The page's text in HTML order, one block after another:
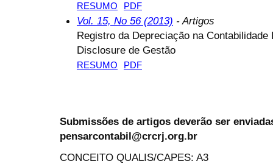
RESUMO PDF
Vol. 15, No 56 (2013) - Artigos
Registro da Depreciação na
Disclosure de Gestão
RESUMO PDF
Submissões de artigos deverão ser
pensarcontabil@crcrj.org.br
CONCEITO QUALIS/CAPES: A3